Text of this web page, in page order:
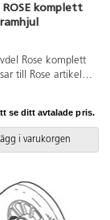
ROSE komplett
Rose komplett
till Rose artikel
är 250 mm.
se ditt avtalade pris.
i varukorgen